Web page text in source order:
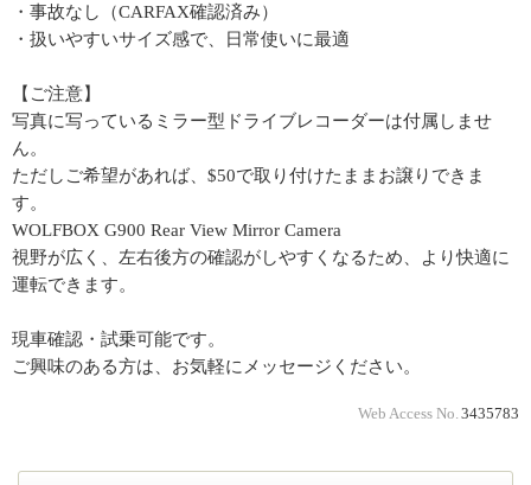
・事故なし（CARFAX確認済み）
・扱いやすいサイズ感で、日常使いに最適
【ご注意】
写真に写っているミラー型ドライブレコーダーは付属しませ
ん。
ただしご希望があれば、$50で取り付けたままお譲りできま
す。
WOLFBOX G900 Rear View Mirror Camera
視野が広く、左右後方の確認がしやすくなるため、より快適に
運転できます。
現車確認・試乗可能です。
ご興味のある方は、お気軽にメッセージください。
Web Access No. 3435783